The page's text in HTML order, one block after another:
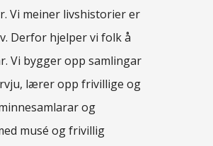
Vi meiner livshistorier er
Derfor hjelper vi folk å
Vi bygger opp samlingar
lærer opp frivillige og
og
musé og frivillig